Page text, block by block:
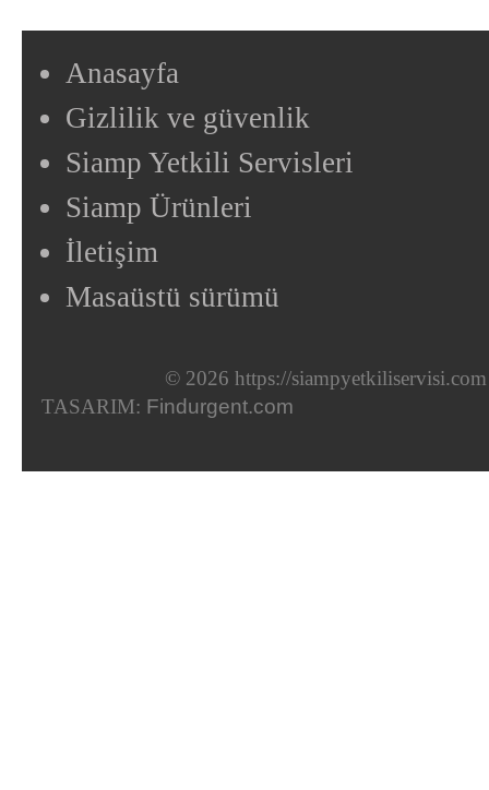
Anasayfa
Gizlilik ve güvenlik
Siamp Yetkili Servisleri
Siamp Ürünleri
İletişim
Masaüstü sürümü
© 2026 https://
TASARIM: Findurgent.com